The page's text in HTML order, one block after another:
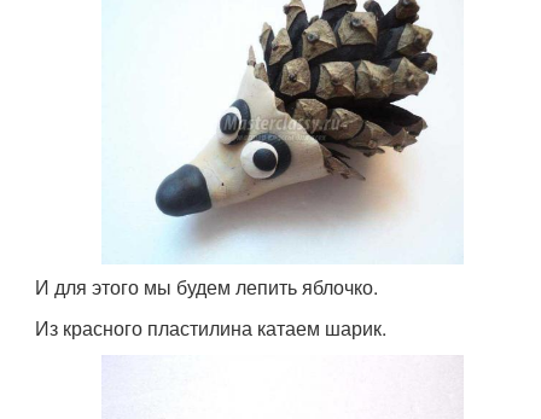
И для этого мы будем лепить яблочко.
Из красного пластилина катаем шарик.